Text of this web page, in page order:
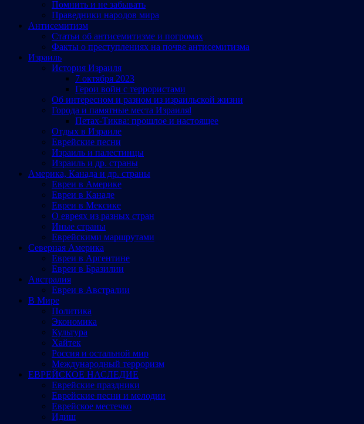
Помнить и не забывать
Праведники народов мира
Антисемитизм
Статьи об антисемитизме и погромах
Факты о преступлениях на почве антисемитизма
Израиль
История Израиля
7 октября 2023
Герои войн с террористами
Об интересном и разном из израильской жизни
Города и памятные места Израиляl
Петах-Тиква: прошлое и настоящее
Отдых в Израиле
Еврейские песни
Израиль и палестинцы
Израиль и др. страны
Америка, Канада и др. страны
Евреи в Америке
Евреи в Канаде
Евреи в Мексике
О евреях из разных стран
Иные страны
Еврейскими маршрутами
Северная Америка
Евреи в Аргентине
Евреи в Бразилии
Австралия
Евреи в Австралии
В Мире
Политика
Экономика
Культура
Хайтек
Россия и остальной мир
Международный терроризм
ЕВРЕЙСКОЕ НАСЛЕДИЕ
Еврейские праздники
Еврейские песни и мелодии
Еврейское местечко
Идиш